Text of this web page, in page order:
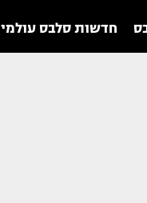
חדשות סלבס עולמי